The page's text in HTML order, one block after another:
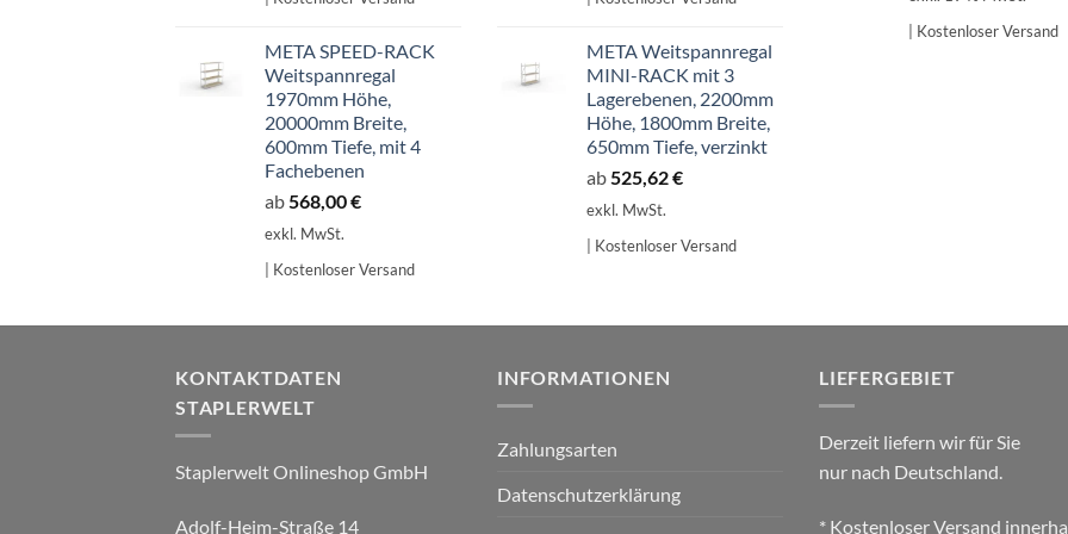
META SPEED-RACK
Weitspannregal
1970mm Höhe,
20000mm Breite,
600mm Tiefe, mit 4
Fachebenen
ab 568,00€
exkl. MwSt.
| Kostenloser Versand
META Weitspannregal
MINI-RACK mit 3
Lagerebenen, 2200mm
Höhe, 1800mm Breite,
650mm Tiefe, verzinkt
ab 525,62€
exkl. MwSt.
| Kostenloser Versand
| Kostenloser Versand
KONTAKTDATEN
STAPLERWELT
Staplerwelt Onlineshop GmbH
Adolf-Heim-Straße 14
INFORMATIONEN
Zahlungsarten
Datenschutzerklärung
LIEFERGEBIET
Derzeit liefern wir für Sie
nur nach Deutschland.
* Kostenloser Versand